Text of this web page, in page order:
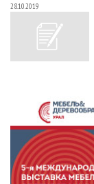
28.10.2019